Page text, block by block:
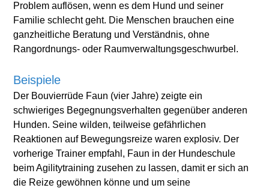
Problem auflösen, wenn es dem Hund und seiner
Familie schlecht geht. Die Menschen brauchen eine
ganzheitliche Beratung und Verständnis, ohne
Rangordnungs- oder Raumverwaltungsgeschwurbel.
Beispiele
Der Bouvierrüde Faun (vier Jahre) zeigte ein
schwieriges Begegnungsverhalten gegenüber anderen
Hunden. Seine wilden, teilweise gefährlichen
Reaktionen auf Bewegungsreize waren explosiv. Der
vorherige Trainer empfahl, Faun in der Hundeschule
beim Agilitytraining zusehen zu lassen, damit er sich an
die Reize gewöhnen könne und um seine